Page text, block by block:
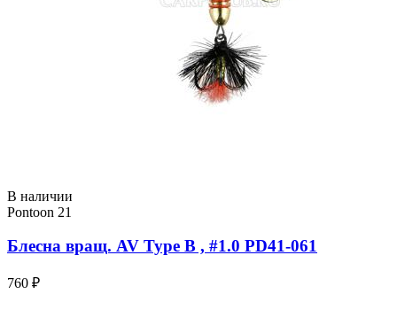
В наличии
Pontoon 21
Блесна вращ. AV Type B , #1.0 PD41-061
760 ₽